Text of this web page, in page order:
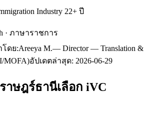
Industry 22+ ปี
· ภาษาราชการ
โดย:Areeya M.— Director — Translation &
MOFA)อัปเดตล่าสุด: 2026-06-29
าษฎร์ธานีเลือก iVC